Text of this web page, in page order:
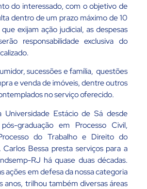
do interessado, com o objetivo de
dentro de um prazo máximo de 10
exijam ação judicial, as despesas
responsabilidade exclusiva do
sucessões e família, questões
e venda de imóveis, dentre outros
no serviço oferecido.
Universidade Estácio de Sá desde
graduação em Processo Civil,
do Trabalho e Direito do
Carlos Bessa presta serviços para a
RJ há quase duas décadas.
ações em defesa da nossa categoria
anos, trilhou também diversas áreas